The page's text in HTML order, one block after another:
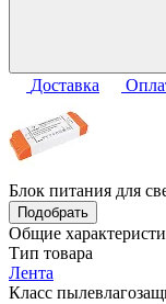
Доставка
Блок питания для
Подобрать
Общие
Тип товара
Лента
Класс